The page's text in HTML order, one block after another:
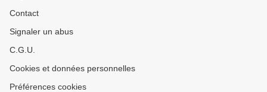
Contact
Signaler un abus
C.G.U.
Cookies et données personnelles
Préférences cookies